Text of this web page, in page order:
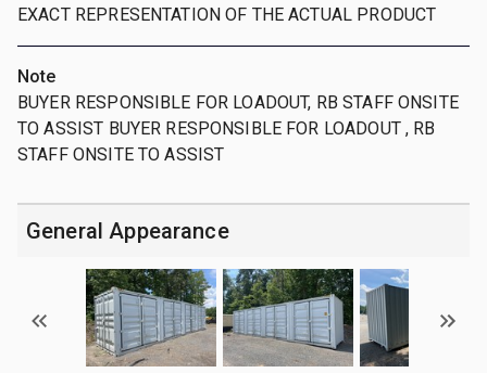
EXACT REPRESENTATION OF THE ACTUAL PRODUCT
Note
BUYER RESPONSIBLE FOR LOADOUT, RB STAFF ONSITE
TO ASSIST BUYER RESPONSIBLE FOR LOADOUT , RB
STAFF ONSITE TO ASSIST
General Appearance